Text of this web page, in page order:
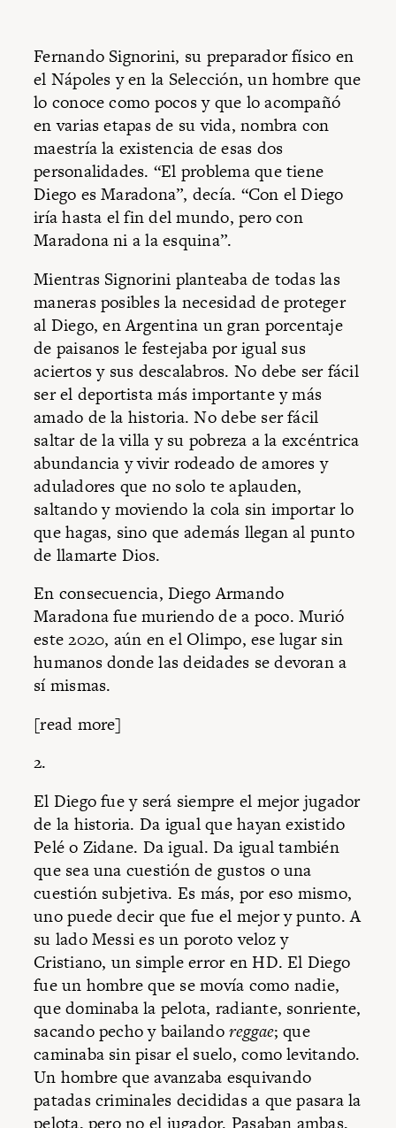
Fernando Signorini, su preparador físico en
el Nápoles y en la Selección, un hombre que
lo conoce como pocos y que lo acompañó
en varias etapas de su vida, nombra con
maestría la existencia de esas dos
personalidades. “El problema que tiene
Diego es Maradona”, decía. “Con el Diego
iría hasta el fin del mundo, pero con
Maradona ni a la esquina”.
Mientras Signorini planteaba de todas las
maneras posibles la necesidad de proteger
al Diego, en Argentina un gran porcentaje
de paisanos le festejaba por igual sus
aciertos y sus descalabros. No debe ser fácil
ser el deportista más importante y más
amado de la historia. No debe ser fácil
saltar de la villa y su pobreza a la excéntrica
abundancia y vivir rodeado de amores y
aduladores que no solo te aplauden,
saltando y moviendo la cola sin importar lo
que hagas, sino que además llegan al punto
de llamarte Dios.
En consecuencia, Diego Armando
Maradona fue muriendo de a poco. Murió
este 2020, aún en el Olimpo, ese lugar sin
humanos donde las deidades se devoran a
sí mismas.
[read more]
2.
El Diego fue y será siempre el mejor jugador
de la historia. Da igual que hayan existido
Pelé o Zidane. Da igual. Da igual también
que sea una cuestión de gustos o una
cuestión subjetiva. Es más, por eso mismo,
uno puede decir que fue el mejor y punto. A
su lado Messi es un poroto veloz y
Cristiano, un simple error en HD. El Diego
fue un hombre que se movía como nadie,
que dominaba la pelota, radiante, sonriente,
sacando pecho y bailandoreggae; que
caminaba sin pisar el suelo, como levitando.
Un hombre que avanzaba esquivando
patadas criminales decididas a que pasara la
pelota, pero no el jugador. Pasaban ambas,